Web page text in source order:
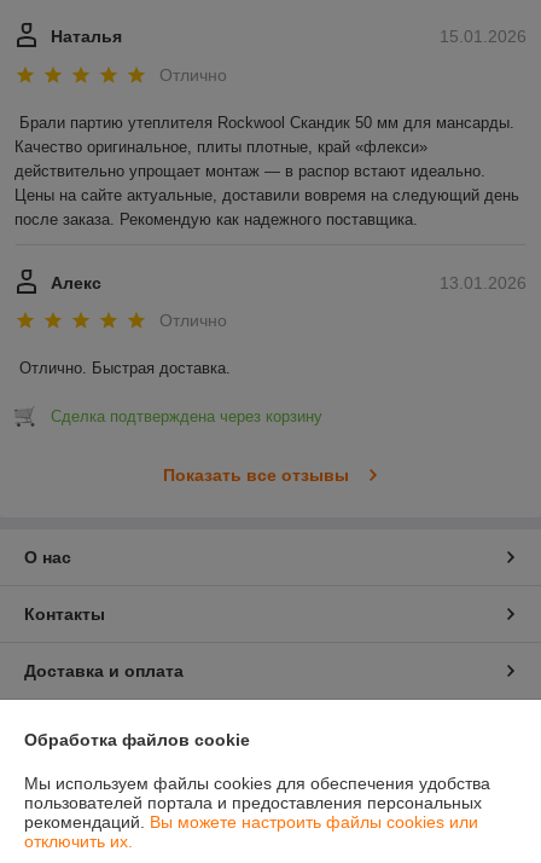
15.01.2026
Наталья
Отлично
Брали партию утеплителя Rockwool Скандик 50 мм для мансарды.
Качество оригинальное, плиты плотные, край «флекси»
действительно упрощает монтаж — в распор встают идеально.
Цены на сайте актуальные, доставили вовремя на следующий день
после заказа. Рекомендую как надежного поставщика.
13.01.2026
Алекс
Отлично
Отлично. Быстрая доставка.
Сделка подтверждена через корзину
Показать все отзывы
О нас
Контакты
Доставка и оплата
Полная версия сайта
Политика обработки cookies
Обработка файлов cookie
Мы используем файлы cookies для обеспечения удобства
пользователей портала и предоставления персональных
рекомендаций. Вы можете настроить файлы cookies или
отключить их.